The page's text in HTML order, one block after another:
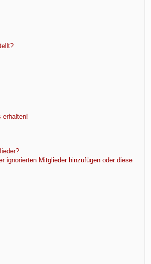
erhalten!
ignorierten Mitglieder hinzufügen oder diese